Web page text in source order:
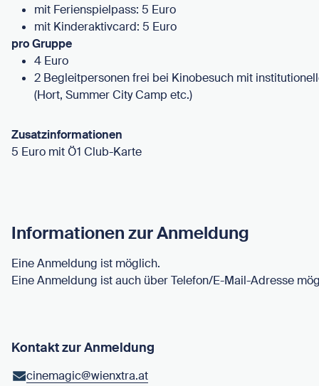
mit Ferienspielpass: 5 Euro
mit Kinderaktivcard: 5 Euro
pro Gruppe
4 Euro
2 Begleitpersonen frei bei Kinobesuch mit
(Hort, Summer City Camp etc.)
Zusatzinformationen
5 Euro mit Ö1 Club-Karte
Informationen zur Anmeldung
Eine Anmeldung ist möglich.
Eine Anmeldung ist auch über Telefon/E-Mail-Adresse
Kontakt zur Anmeldung
cinemagic@wienxtra.at